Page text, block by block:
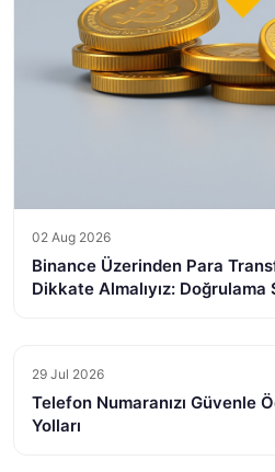
02 Aug 2026
Binance Üzerinden Para
Dikkate Almalıyız: Doğrulama
29 Jul 2026
Telefon Numaranızı Güvenle
Yolları